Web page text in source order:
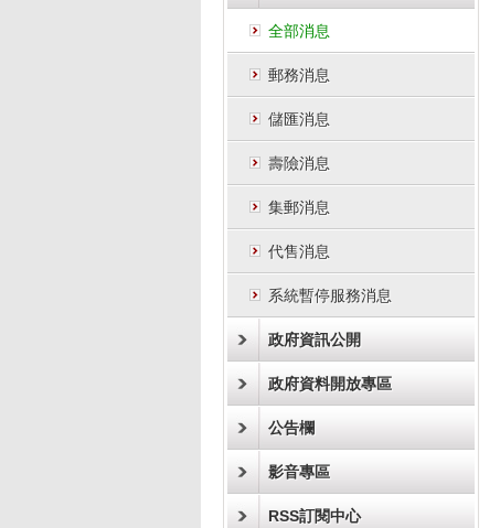
全部消息
郵務消息
儲匯消息
壽險消息
集郵消息
代售消息
系統暫停服務消息
政府資訊公開
政府資料開放專區
公告欄
影音專區
RSS訂閱中心